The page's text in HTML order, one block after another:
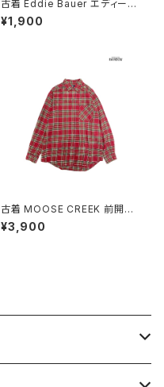
古着 Eddie Bauer エディーバ
ウアー タートルネック 無地 コッ
トン100％ 長袖 Ｔシャツ くすみ
¥1,900
古着 MOOSE CREEK 前開き
チェック柄 コットン100％ フラン
ネル 長袖 シャツ 赤 (ttu25090
¥3,900